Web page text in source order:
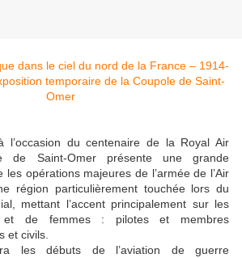
du centenaire de la Royal Air
de Saint-Omer présente une grande
les opérations majeures de l’armée de l’Air
région particulièrement touchée lors du
mettant l’accent principalement sur les
et de femmes : pilotes et membres
et civils.
les débuts de l’aviation de guerre